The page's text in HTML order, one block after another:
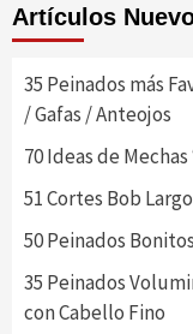
Artículos
35 Peinados más
/ Gafas / Anteojos
70 Ideas de Mechas
51 Cortes Bob
50 Peinados
35 Peinados
con Cabello Fino